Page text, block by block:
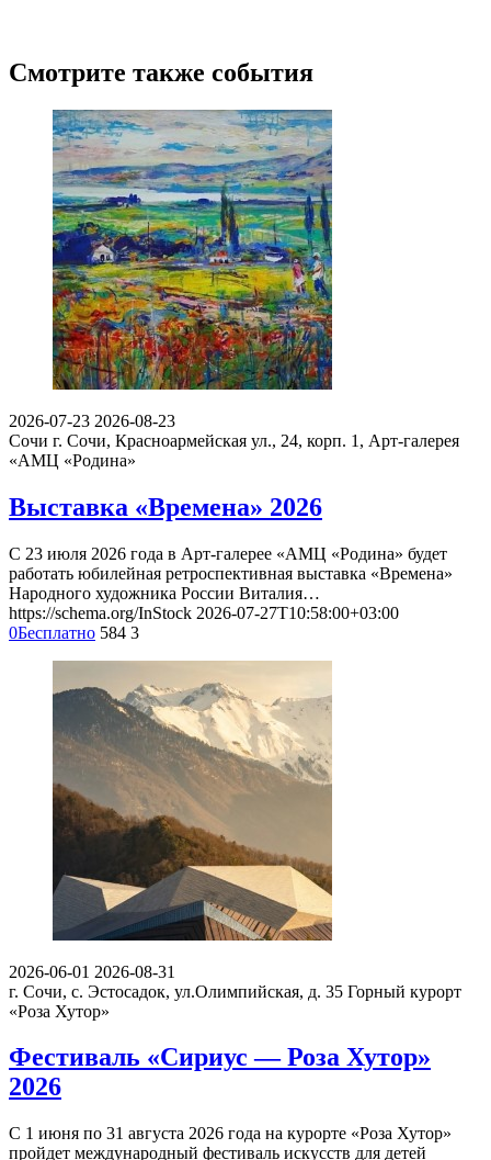
Смотрите также события
2026-07-23 2026-08-23
Сочи г. Сочи, Красноармейская ул., 24, корп. 1, Арт-галерея
«АМЦ «Родина»
Выставка «Времена» 2026
С 23 июля 2026 года в Арт-галерее «АМЦ «Родина» будет
работать юбилейная ретроспективная выставка «Времена»
Народного художника России Виталия…
https://schema.org/InStock 2026-07-27T10:58:00+03:00
0Бесплатно 584 3
2026-06-01 2026-08-31
г. Сочи, с. Эстосадок, ул.Олимпийская, д. 35 Горный курорт
«Роза Хутор»
Фестиваль «Сириус — Роза Хутор»
2026
С 1 июня по 31 августа 2026 года на курорте «Роза Хутор»
пройдет международный фестиваль искусств для детей